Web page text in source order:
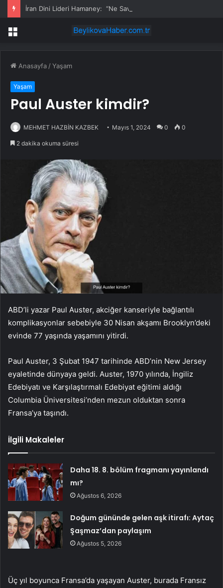
Menü
Anasayfa /Yaşam
Yaşam
Paul Auster kimdir?
MEHMET HAZBİN KAZBEK Mayıs 1, 2024 0 0
2 dakika okuma süresi
ABD’li yazar Paul Auster, akciğer kanseriyle bağlantılı
komplikasyonlar sebebiyle 30 Nisan akşamı Brooklyn’deki
evinde 77 yaşında yaşamını yitirdi.
Paul Auster, 3 Şubat 1947 tarihinde ABD’nin New Jersey
eyaletinde dünyaya geldi. Auster, 1970 yılında, İngiliz
Edebiyatı ve Karşılaştırmalı Edebiyat eğitimi aldığı
Columbia Üniversitesi’nden mezun olduktan sonra
Fransa’ya taşındı.
İlgili Makaleler
Daha 18. 8. bölüm fragmanı yayınlandı
mı?
Ağustos 6, 2026
Doğum gününde gelen aşk itirafı: Aytaç
Şaşmaz’dan paylaşım
Ağustos 5, 2026
Üç yıl boyunca Fransa’da yaşayan Auster, burada Fransız